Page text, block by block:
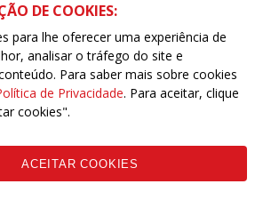
DE COOKIES:
para lhe oferecer uma experiência de
analisar o tráfego do site e
Para saber mais sobre cookies
de Privacidade. Para aceitar, clique
cookies".
ACEITAR COOKIES